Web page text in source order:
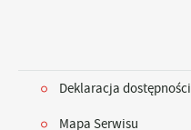
Deklaracja dostępności
Mapa Serwisu